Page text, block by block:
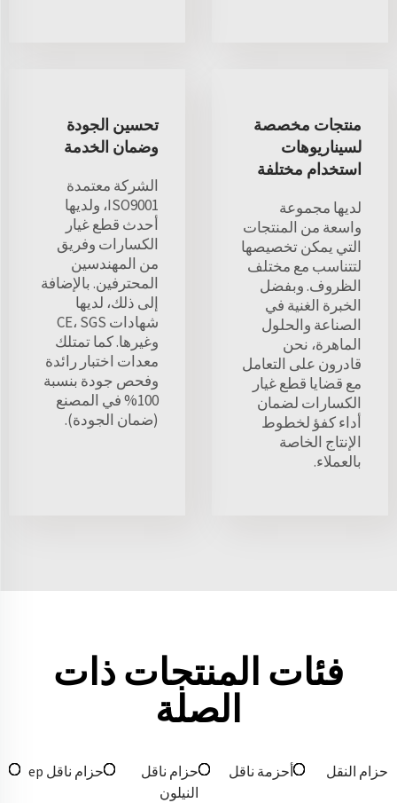
منتجات مخصصة
لسيناريوهات
استخدام مختلفة
لديها مجموعة
واسعة من المنتجات
التي يمكن تخصيصها
لتتناسب مع مختلف
الظروف. وبفضل
الخبرة الغنية في
الصناعة والحلول
الماهرة، نحن
قادرون على التعامل
مع قضايا قطع غيار
الكسارات لضمان
أداء كفؤ لخطوط
الإنتاج الخاصة
بالعملاء.
تحسين الجودة
وضمان الخدمة
الشركة معتمدة
ISO9001، ولديها
أحدث قطع غيار
الكسارات وفريق
من المهندسين
المحترفين. بالإضافة
إلى ذلك، لديها
شهادات CE، SGS
وغيرها. كما تمتلك
معدات اختبار رائدة
وفحص جودة بنسبة
100% في المصنع
(ضمان الجودة).
فئات المنتجات ذات
الصلة
حزام النقل أحزمة ناقل
حزام ناقل
النيلون
حزام ناقل ep